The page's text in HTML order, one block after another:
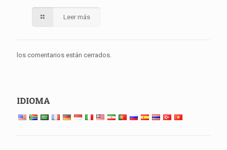
Leer más
los comentarios están cerrados.
IDIOMA